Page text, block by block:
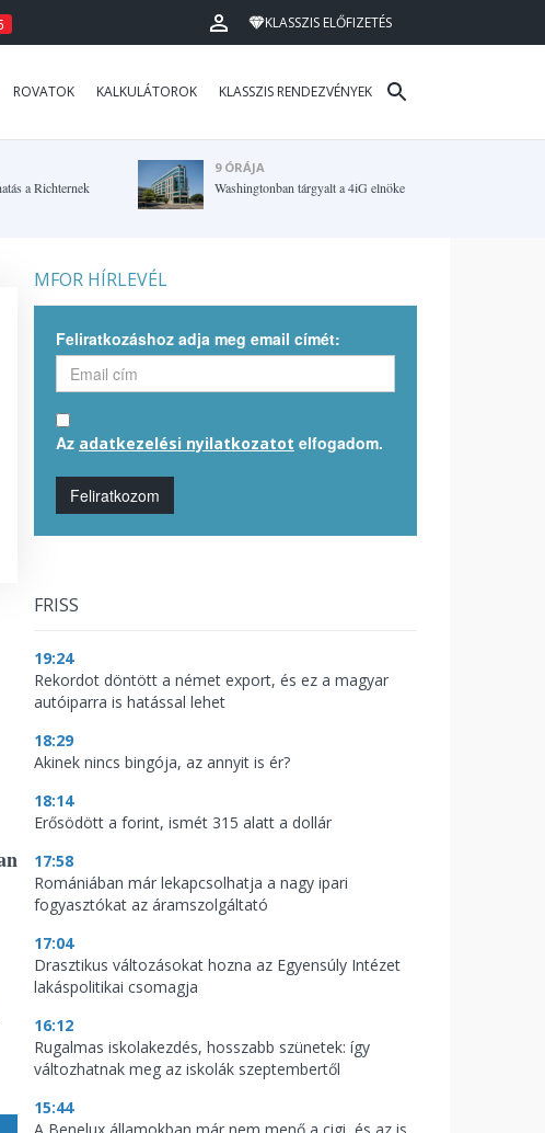
KLASSZIS ELŐFIZETÉS
ROVATOK KALKULÁTOROK KLASSZIS RENDEZVÉNYEK
a Richternek
9 ÓRÁJA
Washingtonban tárgyalt a 4iG elnöke
MFOR HÍRLEVÉL
Feliratkozáshoz adja meg email címét:
Az adatkezelési nyilatkozatot elfogadom.
Feliratkozom
FRISS
19:24
Rekordot döntött a német export, és ez a magyar
autóiparra is hatással lehet
18:29
Akinek nincs bingója, az annyit is ér?
18:14
Erősödött a forint, ismét 315 alatt a dollár
17:58
Romániában már lekapcsolhatja a nagy ipari
fogyasztókat az áramszolgáltató
17:04
Drasztikus változásokat hozna az Egyensúly Intézet
lakáspolitikai csomagja
16:12
Rugalmas iskolakezdés, hosszabb szünetek: így
változhatnak meg az iskolák szeptembertől
15:44